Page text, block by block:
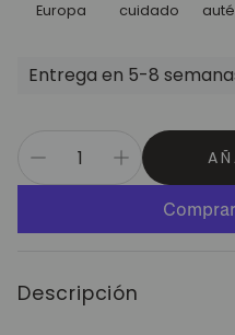
Europa
cuidado
Entrega en 5-8
Descripción